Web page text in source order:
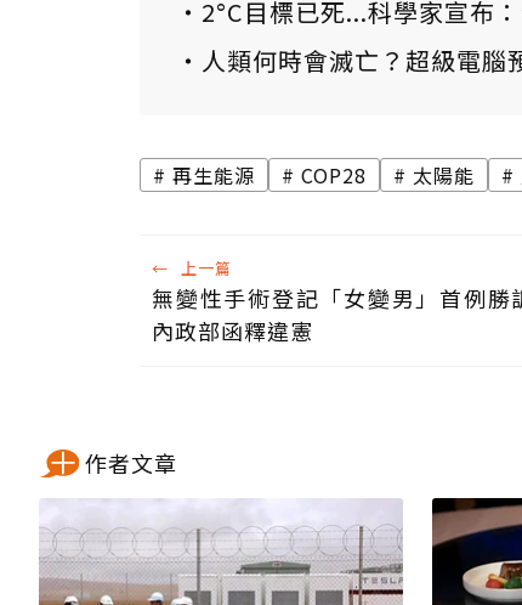
2°C目標已死...科學家宣布
人類何時會滅亡？超級電腦
再生能源 COP28 太陽能
← 上一篇
無變性手術登記「女變男」首例勝
內政部函釋違憲
作者文章